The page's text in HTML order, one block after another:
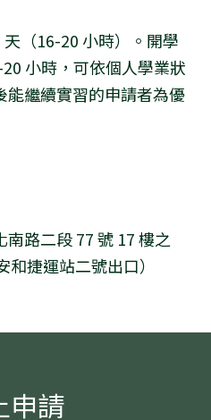
天（16-20 小時）。開學
小時，可依個人學業狀
能繼續實習的申請者為優
路二段 77 號 17 樓之
捷運站二號出口）
申請